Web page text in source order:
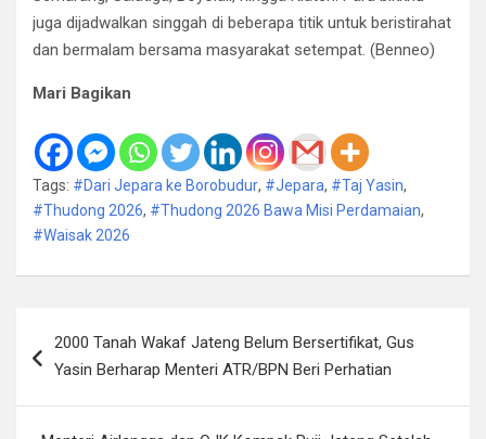
juga dijadwalkan singgah di beberapa titik untuk beristirahat
dan bermalam bersama masyarakat setempat. (Benneo)
Mari Bagikan
Tags: #Dari Jepara ke Borobudur, #Jepara, #Taj Yasin,
#Thudong 2026, #Thudong 2026 Bawa Misi Perdamaian,
#Waisak 2026
pos2000 Tanah Wakaf Jateng Belum Bersertifikat, Gus
Yasin Berharap Menteri ATR/BPN Beri Perhatian